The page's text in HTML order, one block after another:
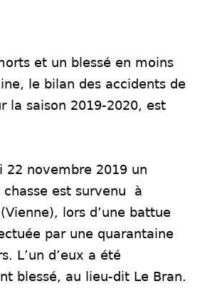
et un blessé en moins
le bilan des accidents de
la saison 2019-2020, est
22 novembre 2019 un
chasse est survenu à
lors d’une battue
par une quarantaine
L’un d’eux a été
blessé, au lieu-dit Le Bran.